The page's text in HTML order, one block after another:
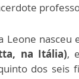
Leone nasceu
na Itália),
dos seis